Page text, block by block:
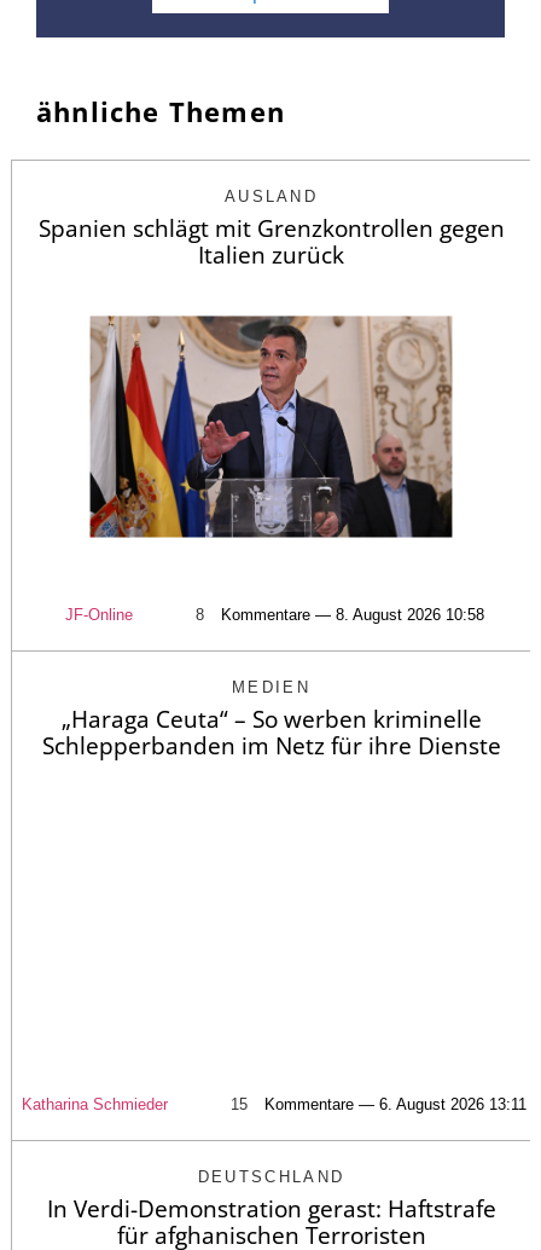
ähnliche Themen
AUSLAND
Spanien schlägt mit Grenzkontrollen gegen
Italien zurück
JF-Online 8 Kommentare — 8. August 2026 10:58
MEDIEN
„Haraga Ceuta“ – So werben kriminelle
Schlepperbanden im Netz für ihre Dienste
Katharina Schmieder 15 Kommentare — 6. August 2026 13:11
DEUTSCHLAND
In Verdi-Demonstration gerast: Haftstrafe
für afghanischen Terroristen